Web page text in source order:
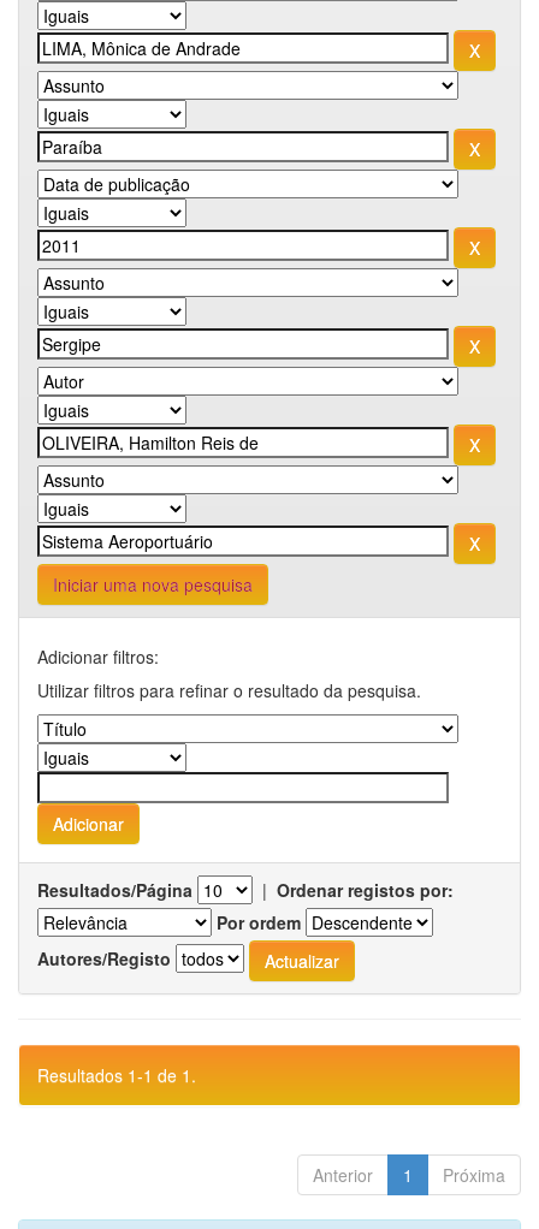
Iniciar uma nova pesquisa
Adicionar filtros:
Utilizar filtros para refinar o resultado da pesquisa.
Resultados/Página | Ordenar registos por:
Por ordem
Autores/Registo
Resultados 1-1 de 1.
Anterior 1 Próxima